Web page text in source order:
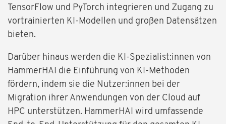
TensorFlow und PyTorch integrieren und Zugang zu
vortrainierten KI-Modellen und großen Datensätzen
bieten.
Darüber hinaus werden die KI-Spezialist:innen von
HammerHAI die Einführung von KI-Methoden
fördern, indem sie die Nutzer:innen bei der
Migration ihrer Anwendungen von der Cloud auf
HPC unterstützen. HammerHAI wird umfassende